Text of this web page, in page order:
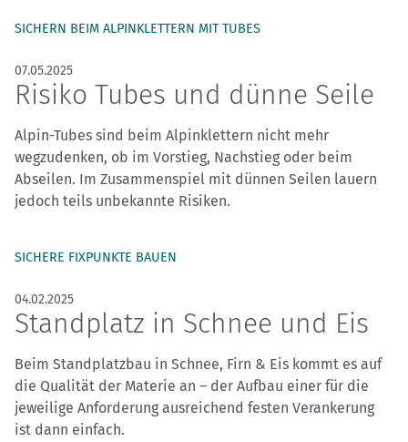
SICHERN BEIM ALPINKLETTERN MIT TUBES
07.05.2025
Risiko Tubes und dünne Seile
Alpin-Tubes sind beim Alpinklettern nicht mehr
wegzudenken, ob im Vorstieg, Nachstieg oder beim
Abseilen. Im Zusammenspiel mit dünnen Seilen lauern
jedoch teils unbekannte Risiken.
SICHERE FIXPUNKTE BAUEN
04.02.2025
Standplatz in Schnee und Eis
Beim Standplatzbau in Schnee, Firn & Eis kommt es auf
die Qualität der Materie an – der Aufbau einer für die
jeweilige Anforderung ausreichend festen Verankerung
ist dann einfach.